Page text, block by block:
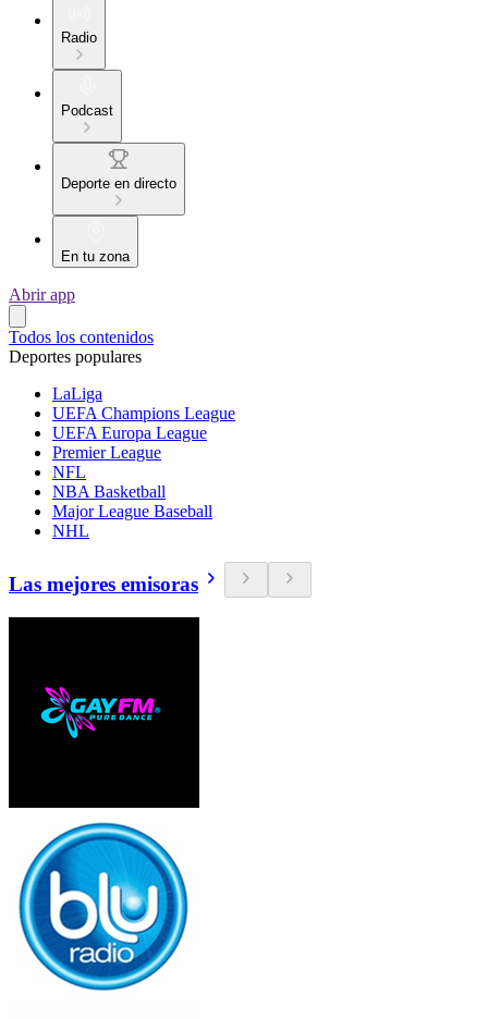
Radio
Podcast
Deporte en directo
En tu zona
Abrir app
Todos los contenidos
Deportes populares
LaLiga
UEFA Champions League
UEFA Europa League
Premier League
NFL
NBA Basketball
Major League Baseball
NHL
Las mejores emisoras